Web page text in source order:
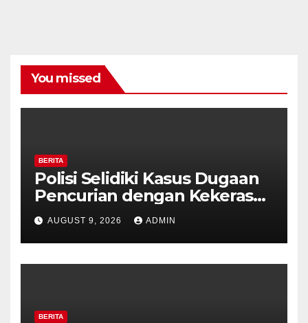
You missed
BERITA
Polisi Selidiki Kasus Dugaan
Pencurian dengan Kekerasan
di Counter HP Royal Phone
Ambarawa.
AUGUST 9, 2026 ADMIN
BERITA